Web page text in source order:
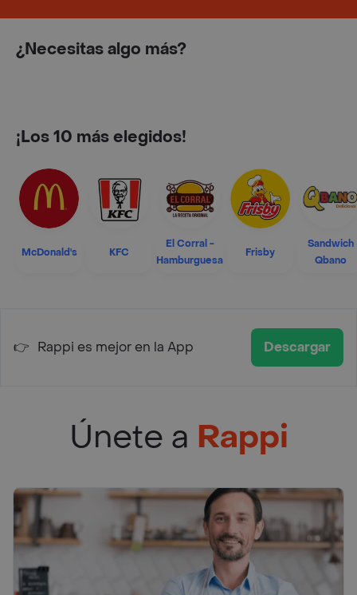
¿Necesitas algo más?
¡Los 10 más elegidos!
McDonald's KFC
El Corral -
Hamburguesa
Frisby
Sandwich
Qbano
👉 Rappi es mejor en la App Descargar
Únete a Rappi